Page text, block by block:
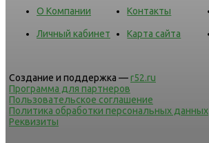
О Компании Контакты
Личный кабинет Карта сайта
Создание и поддержка —r52.ru
Программа для партнеров
Пользовательское соглашение
Политика обработки персональных данных
Реквизиты